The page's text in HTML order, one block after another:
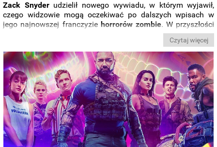
Zack Snyderudzielił nowego wywiadu, w którym wyjawił,
czego widzowie mogą oczekiwać po dalszych wpisach w
jego najnowszej franczyzie horrorów zombie. W przyszłości
ma znaleźć się
science fiction.
Czytaj więcej